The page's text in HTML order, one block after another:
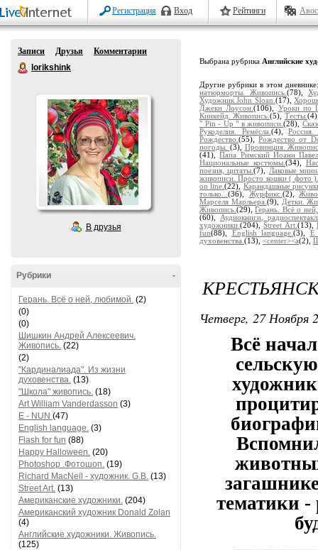
Регистрация Вход Рейтинги
Записи Друзья
Комментарии
lorikshink
В друзья
-
Рубрики
Герань. Всё о ней, любимой. (2)
(0)
(0)
Шишкин Андрей Алексеевич.
Живопись. (22)
(2)
"Кардиналиада". Из жизни
духовенства. (13)
"Школа" живопись. (18)
Art William Vanderdasson (3)
E - NUN (47)
English language. (3)
Flash for fun (88)
Happy Halloween. (20)
Photoshop .Фотошоп. (19)
Richard MacNeil - художник. G.B. (13)
Street Art. (13)
Американские художники. (204)
Американский художник Donald Zolan
(4)
Английские художники. Живопись.
(125)
Выбрана рубрика Английские
Другие рубрики в этом
натюрморты. Живопись. (78),
Художник John Sloan. (17),
Джеки Лоусон.(106), Уроки по
Кинкейд. Живопись.(5), Тесты.
" Pin - Up " в живописи.(28),
Рукоделия. Ремёсла. (4),
Рождество. (55),Рождество от
погоды. (3), Провинция.
(41),Папа Римский Йоанн
Национальные костюмы. (34),
поезия, цитаты.(7),
Лаковые
живописи. Просто кошки ( фото
on line.(22), Карандашные
только... (36), Журфикс. (2),
Марселя Марльера. (9),
Детки.
Живопись. (29),Герань. Всё о
(60), Аудиокниги,
художники. (204),Street Art. (13),
fun(88), English language.(3),
духовенства. (13), <center><a(2),
Четверг, 27 Ноября
Всё
тематики -